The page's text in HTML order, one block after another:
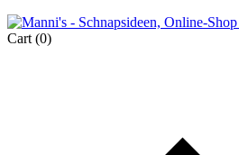
Cart (0)